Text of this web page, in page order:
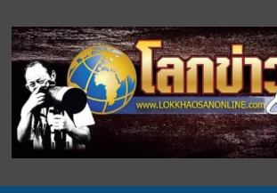
to
content